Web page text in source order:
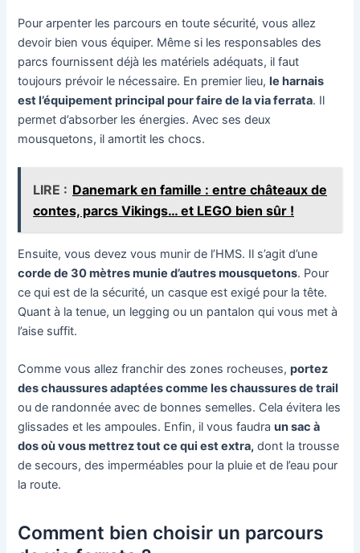
Pour arpenter les parcours en toute sécurité, vous allez
devoir bien vous équiper. Même si les responsables des
parcs fournissent déjà les matériels adéquats, il faut
toujours prévoir le nécessaire. En premier lieu,le harnais
est l’équipement principal pour faire de la via ferrata. Il
permet d’absorber les énergies. Avec ses deux
mousquetons, il amortit les chocs.
LIRE : Danemark en famille : entre châteaux de
contes, parcs Vikings… et LEGO bien sûr !
Ensuite, vous devez vous munir de l’HMS. Il s’agit d’une
corde de 30 mètres munie d’autres mousquetons. Pour
ce qui est de la sécurité, un casque est exigé pour la tête.
Quant à la tenue, un legging ou un pantalon qui vous met à
l’aise suffit.
Comme vous allez franchir des zones rocheuses,portez
des chaussures adaptées comme les chaussures de trail
ou de randonnée avec de bonnes semelles. Cela évitera les
glissades et les ampoules. Enfin, il vous faudraun sac à
dos où vous mettrez tout ce qui est extra, dont la trousse
de secours, des imperméables pour la pluie et de l’eau pour
la route.
Comment bien choisir un parcours